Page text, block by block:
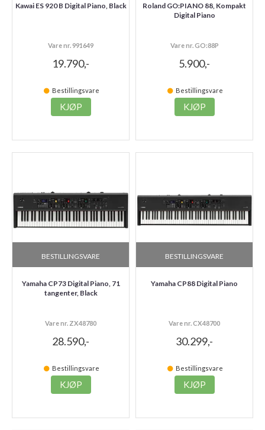
Kawai ES 920 B Digital Piano, Black
Vare nr. 991649
19.790,-
Bestillingsvare
KJØP
Roland GO:PIANO 88, Kompakt
Digital Piano
Vare nr. GO:88P
5.900,-
Bestillingsvare
KJØP
BESTILLINGSVARE
Yamaha CP73 Digital Piano, 71
tangenter, Black
Vare nr. ZX48780
28.590,-
Bestillingsvare
KJØP
BESTILLINGSVARE
Yamaha CP88 Digital Piano
Vare nr. CX48700
30.299,-
Bestillingsvare
KJØP